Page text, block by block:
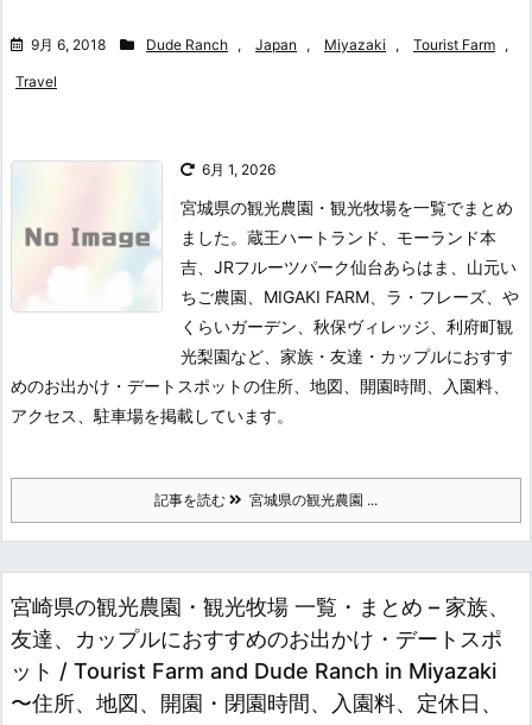
9月 6, 2018 Dude Ranch , Japan , Miyazaki , Tourist Farm ,
Travel
6月 1, 2026
宮城県の観光農園・観光牧場を一覧でまとめ
ました。蔵王ハートランド、モーランド本
吉、JRフルーツパーク仙台あらはま、山元い
ちご農園、MIGAKI FARM、ラ・フレーズ、や
くらいガーデン、秋保ヴィレッジ、利府町観
光梨園など、家族・友達・カップルにおすす
めのお出かけ・デートスポットの住所、地図、開園時間、入園料、
アクセス、駐車場を掲載しています。
記事を読む 宮城県の観光農園 ...
宮崎県の観光農園・観光牧場 一覧・まとめ – 家族、
友達、カップルにおすすめのお出かけ・デートスポ
ット / Tourist Farm and Dude Ranch in Miyazaki
〜住所、地図、開園・閉園時間、入園料、定休日、